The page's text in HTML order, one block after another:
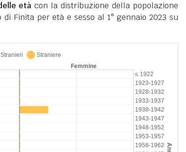
età con la distribuzione della popolazione
Finita per età e sesso al 1° gennaio 2023 su